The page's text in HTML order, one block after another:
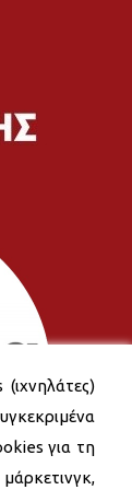
για τη